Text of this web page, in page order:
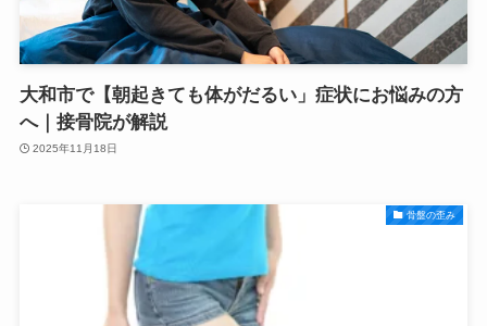
大和市で【朝起きても体がだるい」症状にお悩みの方
へ｜接骨院が解説
2025年11月18日
骨盤の歪み